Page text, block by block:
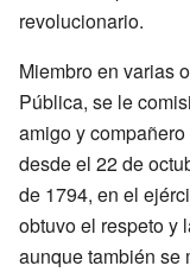
revolucionario.
Miembro en varias
Pública, se le
amigo y
desde el 22 de
de 1794, en el
obtuvo el respeto y
aunque también se